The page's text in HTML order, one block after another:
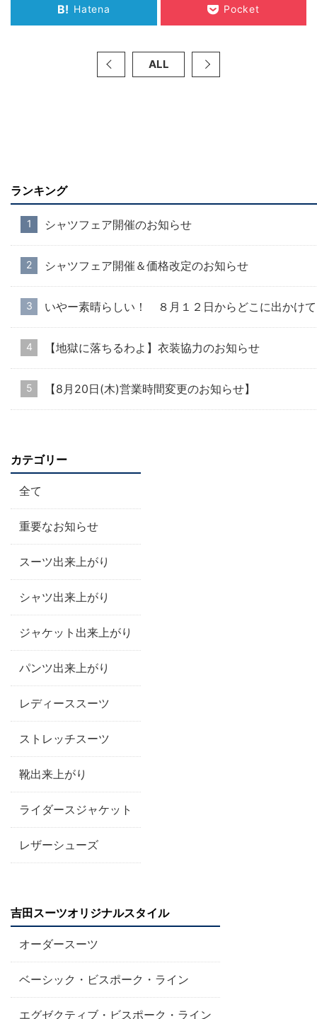
B! Hatena Pocket
ALL
ランキング
シャツフェア開催のお知らせ
シャツフェア開催＆価格改定のお知らせ
いやー素晴らしい！ ８月１２日からどこに出かけ
【地獄に落ちるわよ】衣装協力のお知らせ
【8月20日(木)営業時間変更のお知らせ】
カテゴリー
全て
重要なお知らせ
スーツ出来上がり
シャツ出来上がり
ジャケット出来上がり
パンツ出来上がり
レディーススーツ
ストレッチスーツ
靴出来上がり
ライダースジャケット
レザーシューズ
吉田スーツオリジナルスタイル
オーダースーツ
ベーシック・ビスポーク・ライン
エグゼクティブ・ビスポーク・ライン